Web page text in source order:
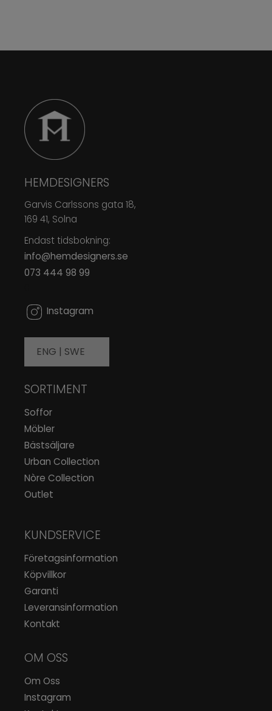
HEMDESIGNERS
Garvis Carlssons gata 18,
169 41, Solna
Endast tidsbokning:
info@hemdesigners.se
073 444 98 99
Instagram
ENG | SWE
SORTIMENT
Soffor
Möbler
Bästsäljare
Urban Collection
Nòre Collection
Outlet
KUNDSERVICE
Företagsinformation
Köpvillkor
Garanti
Leveransinformation
Kontakt
OM OSS
Om Oss
Instagram